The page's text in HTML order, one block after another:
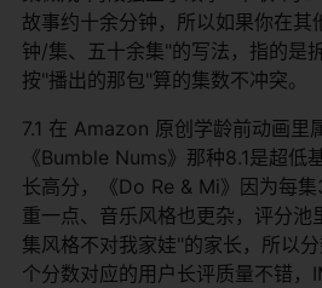
故事约十余分钟，所以如果你在其
钟/集、五十余集"的写法，指的是
按"播出的那包"算的集数不冲突。
7.1 在 Amazon 原创学龄前动画
《Bumble Nums》那种8.1是超低
长高分，《Do Re & Mi》因为每
重一点、音乐风格也更杂，评分池
集风格不对我家娃"的家长，所以
个分数对应的用户长评质量不错